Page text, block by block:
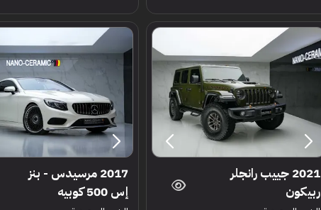
2021 جييب رانجلر
ربيكون
2017 مرسيدس - بنز
إس 500 كوبيه